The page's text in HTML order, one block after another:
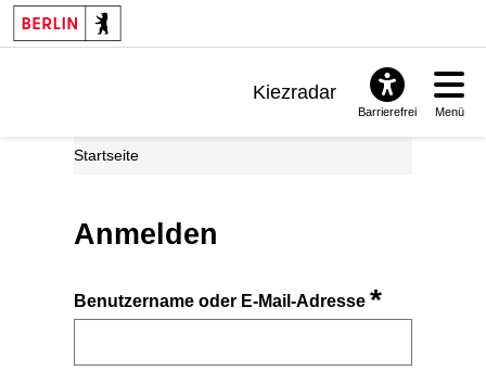
Kiezradar
Barrierefrei Menü
Startseite
Anmelden
Benutzername oder E-Mail-Adresse*